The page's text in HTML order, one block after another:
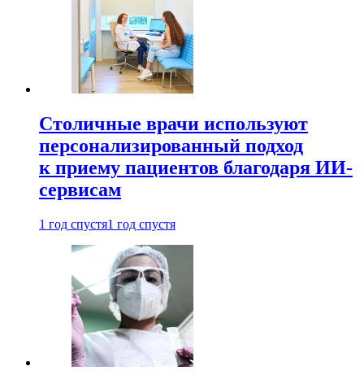
Столичные врачи используют
персонализированный подход
к приему пациентов благодаря ИИ-
сервисам
1 год спустя1 год спустя